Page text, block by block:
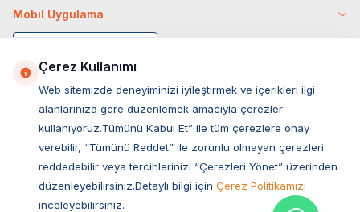
Mobil Uygulama
Müşteri Hizmetleri
Çerez Kullanımı
Web sitemizde deneyiminizi iyileştirmek ve içerikleri ilgi
alanlarınıza göre düzenlemek amacıyla çerezler
kullanıyoruz.Tümünü Kabul Et” ile tüm çerezlere onay
verebilir, “Tümünü Reddet” ile zorunlu olmayan çerezleri
reddedebilir veya tercihlerinizi “Çerezleri Yönet” üzerinden
düzenleyebilirsiniz.Detaylı bilgi için Çerez Politikamızı
inceleyebilirsiniz.